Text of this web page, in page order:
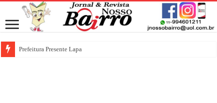
Prefeitura Presente Lapa